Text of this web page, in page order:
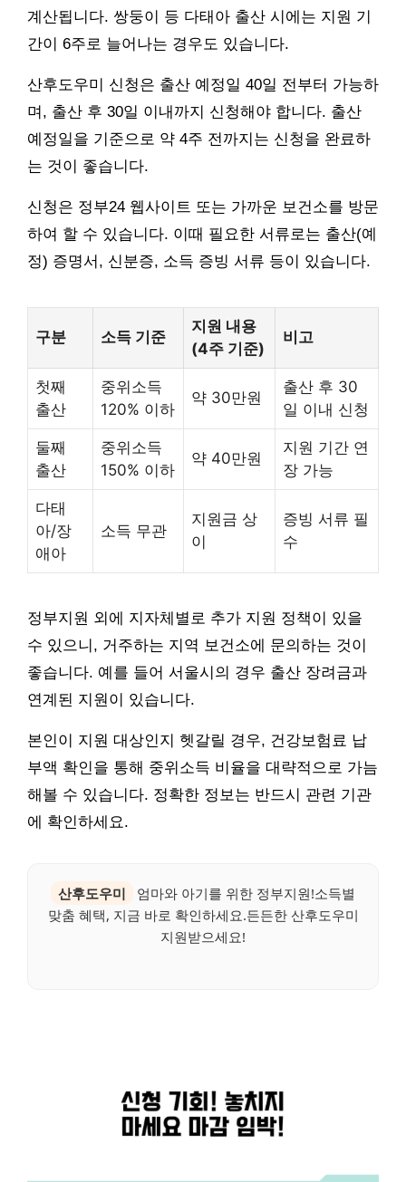
계산됩니다. 쌍둥이 등 다태아 출산 시에는 지원 기
간이 6주로 늘어나는 경우도 있습니다.
산후도우미 신청은 출산 예정일 40일 전부터 가능하
며, 출산 후 30일 이내까지 신청해야 합니다. 출산
예정일을 기준으로 약 4주 전까지는 신청을 완료하
는 것이 좋습니다.
신청은 정부24 웹사이트 또는 가까운 보건소를 방문
하여 할 수 있습니다. 이때 필요한 서류로는 출산(예
정) 증명서, 신분증, 소득 증빙 서류 등이 있습니다.
구분 소득 기준
지원 내용
(4주 기준)
비고
첫째
출산
중위소득
120% 이하
약 30만원
출산 후 30
일 이내 신청
둘째
출산
중위소득
150% 이하
약 40만원
지원 기간 연
장 가능
다태
아/장
애아
소득 무관
지원금 상
이
증빙 서류 필
수
정부지원 외에 지자체별로 추가 지원 정책이 있을
수 있으니, 거주하는 지역 보건소에 문의하는 것이
좋습니다. 예를 들어 서울시의 경우 출산 장려금과
연계된 지원이 있습니다.
본인이 지원 대상인지 헷갈릴 경우, 건강보험료 납
부액 확인을 통해 중위소득 비율을 대략적으로 가늠
해볼 수 있습니다. 정확한 정보는 반드시 관련 기관
에 확인하세요.
산후도우미
엄마와 아기를 위한 정부지원!소득별
맞춤 혜택, 지금 바로 확인하세요.든든한 산후도우미
지원받으세요!